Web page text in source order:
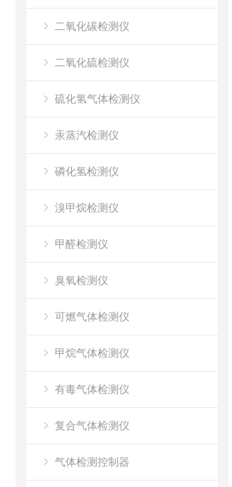
二氧化碳检测仪
二氧化硫检测仪
硫化氢气体检测仪
汞蒸汽检测仪
磷化氢检测仪
溴甲烷检测仪
甲醛检测仪
臭氧检测仪
可燃气体检测仪
甲烷气体检测仪
有毒气体检测仪
复合气体检测仪
气体检测控制器